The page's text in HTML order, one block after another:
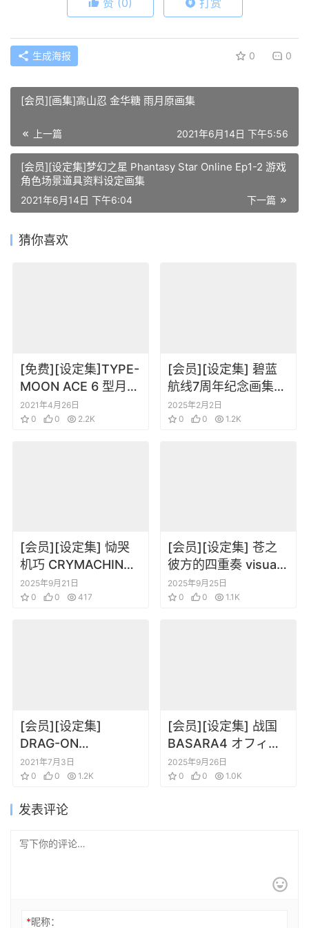
生成海报 0 0
[会员][画集]高山忍 金华糖 雨月原画集
上一篇 2021年6月14日 下午5:56
[会员][设定集]梦幻之星 Phantasy Star Online Ep1-2 游戏
角色场景道具资料设定画集
下一篇
2021年6月14日 下午6:04
猜你喜欢
[免费][设定集]TYPE-
MOON ACE 6 型月角
色设定
2021年4月26日
0
0 2.2K
[会员][设定集] 碧蓝
航线7周年纪念画集
Azur Lane Seventh
Anniversary Art
2025年2月2日
0
0 1.2K
[会员][设定集] 恸哭
机巧 CRYMACHINA
Official Art Book
[DL]
2025年9月21日
0
0 417
[会员][设定集] 苍之
彼方的四重奏 visual
fan book
2025年9月25日
0
0 1.1K
[会员][设定集]
DRAG-ON
DRAGOON2 龙背上
的骑兵DOD2 设定资
Blood
2021年7月3日
0
0 1.2K
[会员][设定集] 战国
BASARA4 オフィシ
ャルコンプリートワ
ークス
2025年9月26日
0
0 1.0K
发表评论
*昵称：